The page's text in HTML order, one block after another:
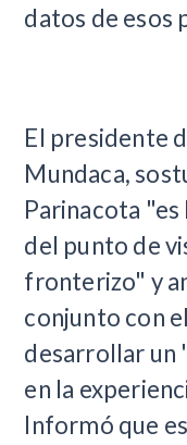
datos de esos
El presidente
Mundaca,
Parinacota
del punto de
fronterizo" y
conjunto con
desarrollar un
en la
Informó que